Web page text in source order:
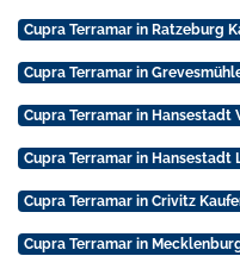
Cupra Terramar in Ratzeburg
Cupra Terramar in
Cupra Terramar in Hansestadt
Cupra Terramar in Hansestadt
Cupra Terramar in Crivitz
Cupra Terramar in